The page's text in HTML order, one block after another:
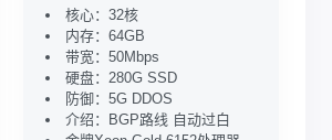
核心：32核
内存：64GB
带宽：50Mbps
硬盘：280G SSD
防御：5G DDOS
介绍：BGP路线 自动过白